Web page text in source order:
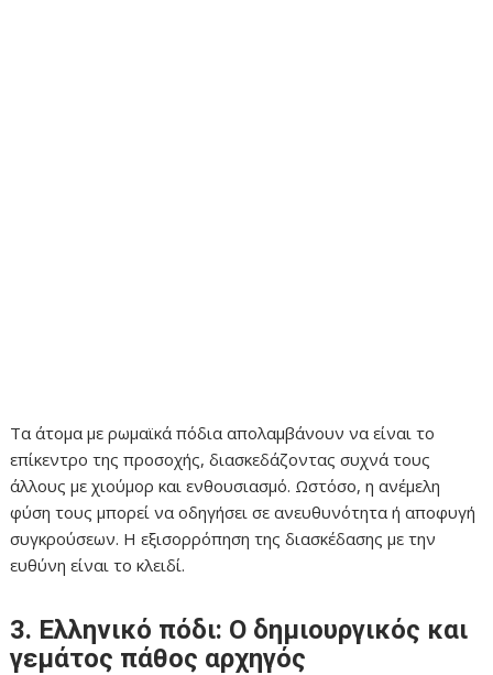
Τα άτομα με ρωμαϊκά πόδια απολαμβάνουν να είναι το
επίκεντρο της προσοχής, διασκεδάζοντας συχνά τους
άλλους με χιούμορ και ενθουσιασμό. Ωστόσο, η ανέμελη
φύση τους μπορεί να οδηγήσει σε ανευθυνότητα ή αποφυγή
συγκρούσεων. Η εξισορρόπηση της διασκέδασης με την
ευθύνη είναι το κλειδί.
3. Ελληνικό πόδι: Ο δημιουργικός και
γεμάτος πάθος αρχηγός